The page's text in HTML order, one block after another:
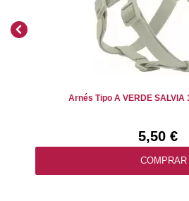
Arnés Tipo A VERDE SALVIA
5,50 €
COMPRAR